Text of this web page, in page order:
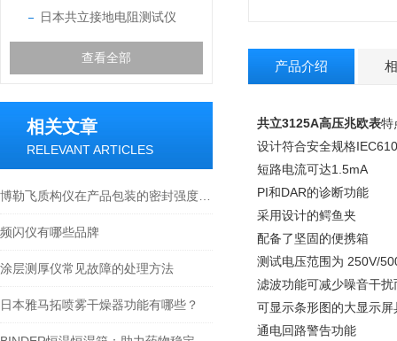
日本共立接地电阻测试仪
查看全部
相关文章
RELEVANT ARTICLES
频闪仪有哪些品牌
涂层测厚仪常见故障的处理方法
日本雅马拓喷雾干燥器功能有哪些？
产品介绍
共立3125A高压兆欧表特
设计符合安全规格
短路电流可达1.5mA
PI和DAR的诊断功能
采用设计的鳄鱼夹
配备了坚固的便携箱
测试电压范围为 250V/
滤波功能可减少噪音干
可显示条形图的大显示
通电回路警告功能